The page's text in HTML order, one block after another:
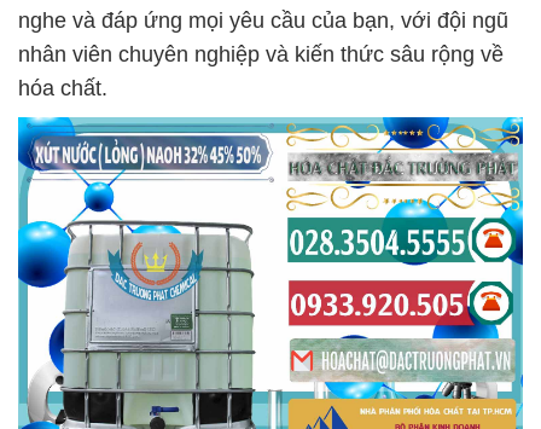
nghe và đáp ứng mọi yêu cầu của bạn, với đội ngũ
nhân viên chuyên nghiệp và kiến thức sâu rộng về
hóa chất.